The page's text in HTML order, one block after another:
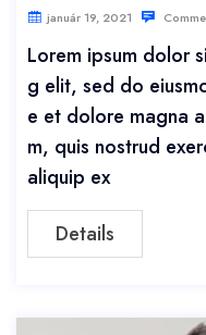
január 19, 2021
Lorem ipsum dolor
g elit, sed do
e et dolore magna
m, quis nostrud
aliquip ex
Details